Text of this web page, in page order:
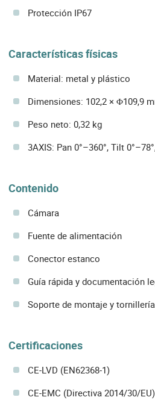
Protección IP67
Características físicas
Material: metal y plástico
Dimensiones: 102,2 × Φ109,9
Peso neto: 0,32 kg
3AXIS: Pan 0°–360°, Tilt
Contenido
Cámara
Fuente de alimentación
Conector estanco
Guía rápida y documentación
Soporte de montaje y tornillería
Certificaciones
CE-LVD (EN62368-1)
CE-EMC (Directiva 2014/30/EU)